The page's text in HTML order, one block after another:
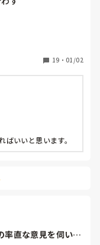
いう先生がほとん
。
年も言われ続けて
19 ・ 01/02
いいと思います。
率直な意見を伺いた